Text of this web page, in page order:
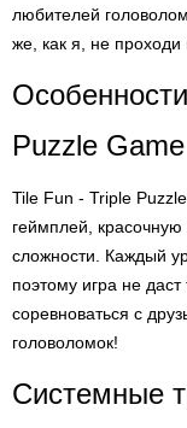
любителей
же, как я, не
Puzzle Game
Tile Fun - Triple
геймплей,
сложности. Каждый
поэтому игра не
соревноваться с
головоломок!
Системные